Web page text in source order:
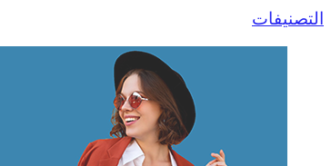
التصنيفات